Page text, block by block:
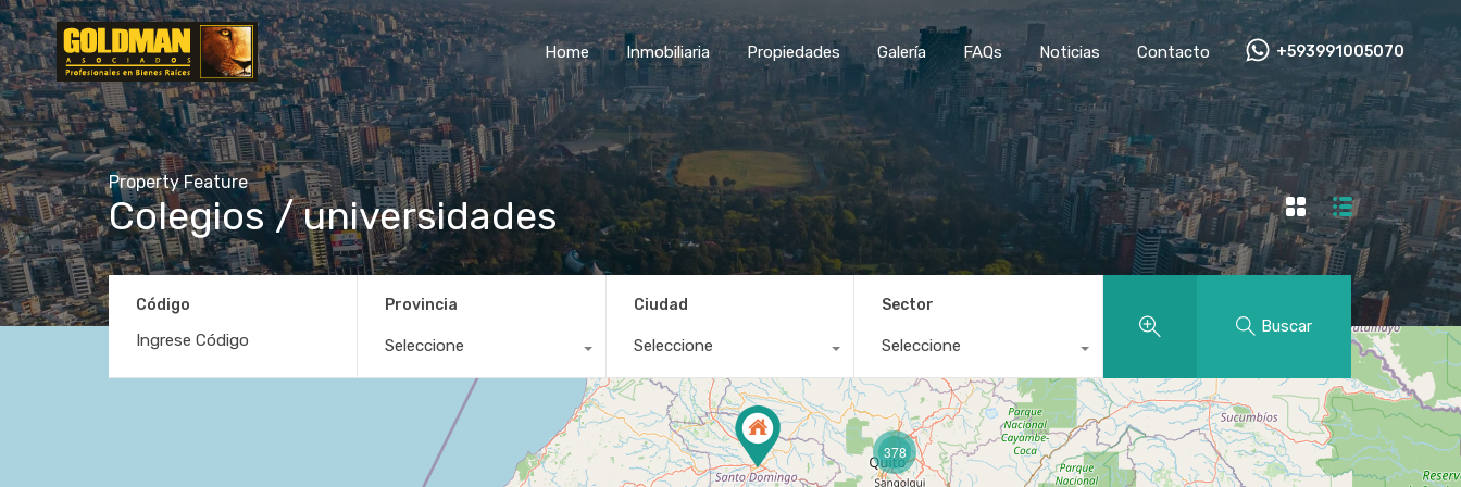
Home Inmobiliaria Propiedades Galería FAQs Noticias Contacto +593991005070
Property Feature
Colegios / universidades
Código Provincia
Seleccione
Ciudad
Seleccione
Sector
Seleccione
Buscar
378